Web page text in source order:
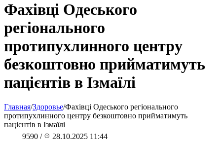
Фахівці Одеського
регіонального
протипухлинного центру
безкоштовно прийматимуть
пацієнтів в Ізмаїлі
Главная/Здоровье/Фахівці Одеського регіонального
протипухлинного центру безкоштовно прийматимуть
пацієнтів в Ізмаїлі
9590 / 28.10.2025 11:44